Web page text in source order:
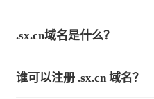
.sx.cn域名是什么？
谁可以注册 .sx.cn 域名？